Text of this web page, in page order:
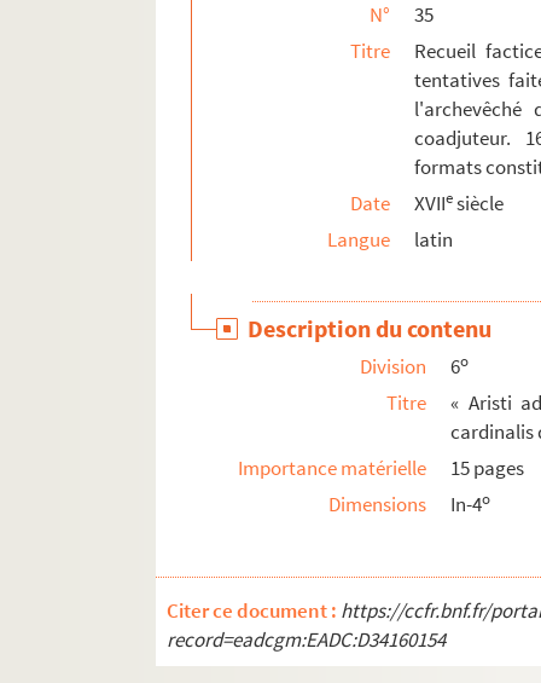
63. « Cours de droit canon sous M. Fossa, à
64. « Cours de droit françois sous M.
65. Cours de théologie dogmatique,
N°
35
Titre
Recueil
tentatives
coadjuteur.
formats
Date
XVIIesiècle
Langue
latin
Description du contenu
Division 6o
Titre
« Aristi
cardinalis
Importance matérielle
15 pages
Dimensions
In-4o
Citer ce document : https://ccfr.bnf.fr/
record=eadcgm:EADC:D34160154